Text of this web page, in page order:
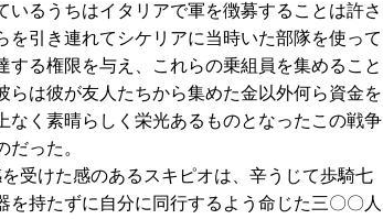
るうちはイタリアで軍を徴募することは許さ
引き連れてシケリアに当時いた部隊を使って
る権限を与え、これらの乗組員を集めること
は彼が友人たちから集めた金以外何ら資金を
く素晴らしく栄光あるものとなったこの戦争
った。
受けた感のあるスキピオは、辛うじて歩騎七
持たずに自分に同行するよう命じた三〇〇人